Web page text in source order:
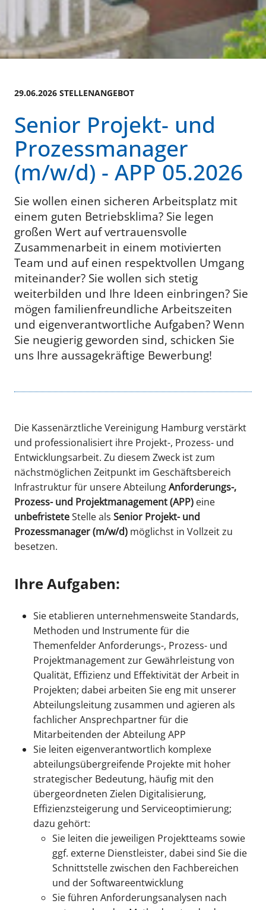
29.06.2026 STELLENANGEBOT
Senior Projekt- und
Prozessmanager
(m/w/d) - APP 05.2026
Sie wollen einen sicheren Arbeitsplatz mit
einem guten Betriebsklima? Sie legen
großen Wert auf vertrauensvolle
Zusammenarbeit in einem motivierten
Team und auf einen respektvollen Umgang
miteinander? Sie wollen sich stetig
weiterbilden und Ihre Ideen einbringen? Sie
mögen familienfreundliche Arbeitszeiten
und eigenverantwortliche Aufgaben? Wenn
Sie neugierig geworden sind, schicken Sie
uns Ihre aussagekräftige Bewerbung!
Die Kassenärztliche Vereinigung Hamburg verstärkt
und professionalisiert ihre Projekt-, Prozess- und
Entwicklungsarbeit. Zu diesem Zweck ist zum
nächstmöglichen Zeitpunkt im Geschäftsbereich
Infrastruktur für unsere AbteilungAnforderungs-,
Prozess- und Projektmanagement (APP) eine
unbefristeteStelle als Senior Projekt- und
Prozessmanager (m/w/d) möglichst in Vollzeit zu
besetzen.
Ihre Aufgaben:
Sie etablieren unternehmensweite Standards,
Methoden und Instrumente für die
Themenfelder Anforderungs-, Prozess- und
Projektmanagement zur Gewährleistung von
Qualität, Effizienz und Effektivität der Arbeit in
Projekten; dabei arbeiten Sie eng mit unserer
Abteilungsleitung zusammen und agieren als
fachlicher Ansprechpartner für die
Mitarbeitenden der Abteilung APP
Sie leiten eigenverantwortlich komplexe
abteilungsübergreifende Projekte mit hoher
strategischer Bedeutung, häufig mit den
übergeordneten Zielen Digitalisierung,
Effizienzsteigerung und Serviceoptimierung;
dazu gehört:
Sie leiten die jeweiligen Projektteams sowie
ggf. externe Dienstleister, dabei sind Sie die
Schnittstelle zwischen den Fachbereichen
und der Softwareentwicklung
Sie führen Anforderungsanalysen nach